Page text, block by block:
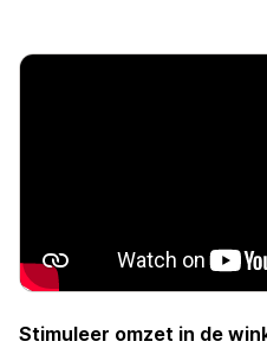
Stimuleer omzet in de